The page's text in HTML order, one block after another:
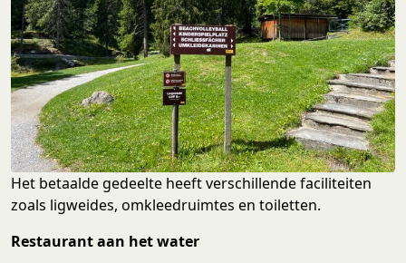
Het betaalde gedeelte heeft verschillende faciliteiten
zoals ligweides, omkleedruimtes en toiletten.
Restaurant aan het water